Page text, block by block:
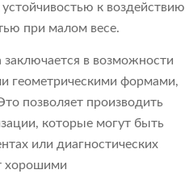
к воздействию
при малом весе.
в возможности
геометрическими формами,
позволяет производить
которые могут быть
или диагностических
хорошими